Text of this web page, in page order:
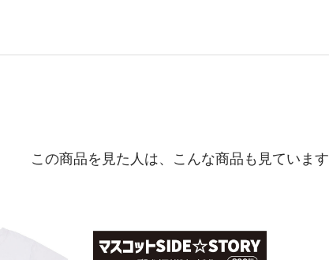
この商品を見た人は、こんな商品も見ています